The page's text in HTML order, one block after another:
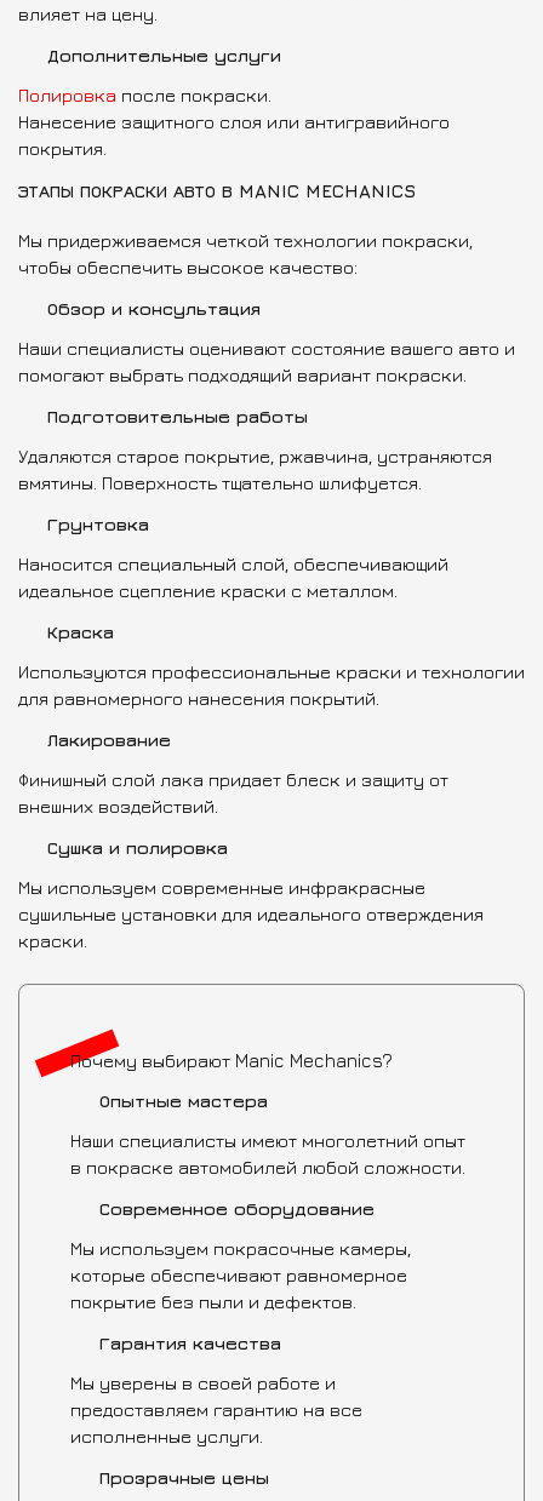
влияет на цену.
Дополнительные услуги
Полировка после покраски.
Нанесение защитного слоя или антигравийного
покрытия.
ЭТАПЫ ПОКРАСКИ АВТО В MANIC MECHANICS
Мы придерживаемся четкой технологии покраски,
чтобы обеспечить высокое качество:
Обзор и консультация
Наши специалисты оценивают состояние вашего авто и
помогают выбрать подходящий вариант покраски.
Подготовительные работы
Удаляются старое покрытие, ржавчина, устраняются
вмятины. Поверхность тщательно шлифуется.
Грунтовка
Наносится специальный слой, обеспечивающий
идеальное сцепление краски с металлом.
Краска
Используются профессиональные краски и технологии
для равномерного нанесения покрытий.
Лакирование
Финишный слой лака придает блеск и защиту от
внешних воздействий.
Сушка и полировка
Мы используем современные инфракрасные
сушильные установки для идеального отверждения
краски.
Почему выбирают Manic Mechanics?
Опытные мастера
Наши специалисты имеют многолетний опыт
в покраске автомобилей любой сложности.
Современное оборудование
Мы используем покрасочные камеры,
которые обеспечивают равномерное
покрытие без пыли и дефектов.
Гарантия качества
Мы уверены в своей работе и
предоставляем гарантию на все
исполненные услуги.
Прозрачные цены